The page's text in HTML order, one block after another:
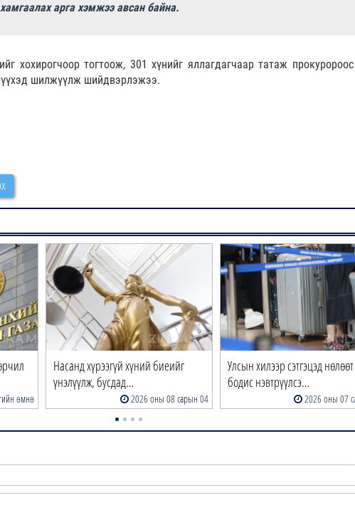
арга хэмжээ авсан байна.
хохирогчоор тогтоож, 301 хүнийг яллагдагчаар татаж
шилжүүлж шийдвэрлэжээ.
өмнө
Насанд хүрээгүй хүний биеийг
үнэлүүлж, бусдад…
2026 оны 08 сарын 04
Улсын хилээр сэтгэцэд нөлөөт
бодис нэвтрүүлсэ…
2026 оны 07